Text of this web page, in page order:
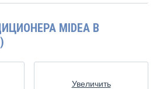
MIDEA В
Увеличить